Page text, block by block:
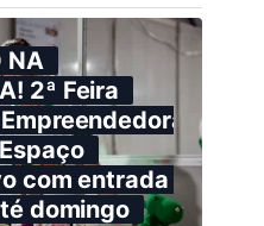
NA
2ª Feira
com entrada
domingo